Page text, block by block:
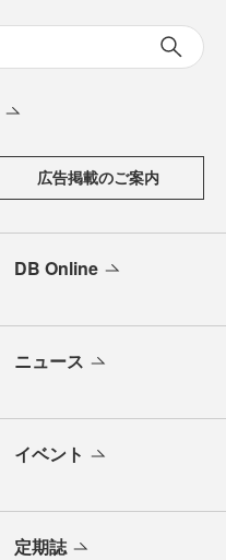
広告掲載のご案内
DB Online
ニュース
イベント
定期誌